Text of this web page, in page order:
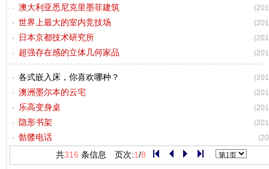
澳大利亚悉尼克里墨菲建筑
世界上最大的室内竞技场
日本京都技术研究所
超强存在感的立体几何家品
各式嵌入床，你喜欢哪种？
澳洲墨尔本的云宅
乐高变身桌
隐形书架
骷髅电话
共316 条信息 页次:1/8